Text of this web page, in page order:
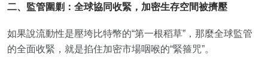
二、監管圍剿：全球協同收緊，加密生存空間被擠壓
如果說流動性是壓垮比特幣的“第一根稻草”，那麼全球監管
的全面收緊，就是掐住加密市場咽喉的“緊箍咒”。